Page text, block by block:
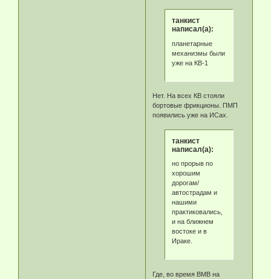
танкист
написал(а):
планетарные
механизмы были
уже на КВ-1
Нет. На всех КВ стояли
бортовые фрикционы. ПМП
появились уже на ИСах.
танкист
написал(а):
но прорыв по
хорошим
дорогам/
автострадам и
нашими
практиковались,
и на ближнем
востоке и в
Ираке.
Где, во время ВМВ на